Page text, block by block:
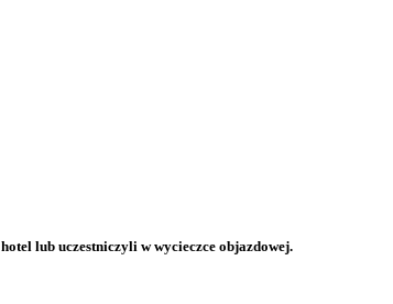
lub uczestniczyli w wycieczce objazdowej.